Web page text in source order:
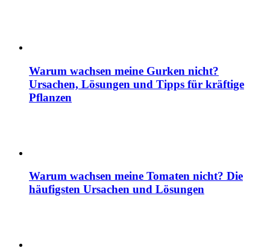
Warum wachsen meine Gurken nicht?
Ursachen, Lösungen und Tipps für kräftige
Pflanzen
Warum wachsen meine Tomaten nicht? Die
häufigsten Ursachen und Lösungen